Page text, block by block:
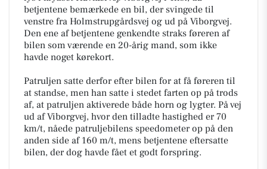
betjentene bemærkede en bil, der svingede til
venstre fra Holmstrupgårdsvej og ud på Viborgvej.
Den ene af betjentene genkendte straks føreren af
bilen som værende en 20-årig mand, som ikke
havde noget kørekort.
Patruljen satte derfor efter bilen for at få føreren til
at standse, men han satte i stedet farten op på trods
af, at patruljen aktiverede både horn og lygter. På vej
ud af Viborgvej, hvor den tilladte hastighed er 70
km/t, nåede patruljebilens speedometer op på den
anden side af 160 m/t, mens betjentene eftersatte
bilen, der dog havde fået et godt forspring.